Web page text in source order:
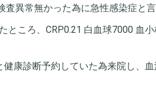
異常無かった為に急性感染症と言
ころ、CRP0.21 白血球7000 血小
康診断予約していた為来院し、